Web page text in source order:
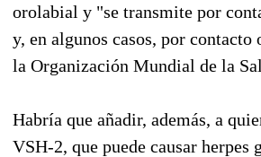
orolabial y "se transmite por
y, en algunos casos, por contacto
la Organización Mundial de la
Habría que añadir, además, a
VSH-2, que puede causar herpes